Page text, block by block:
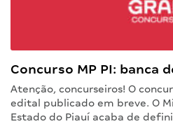
Concurso MP PI: banca
Atenção, concurseiros! O
edital publicado em breve. O
Estado do Piauí acaba de